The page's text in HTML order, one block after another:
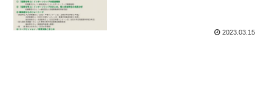
2023.03.15